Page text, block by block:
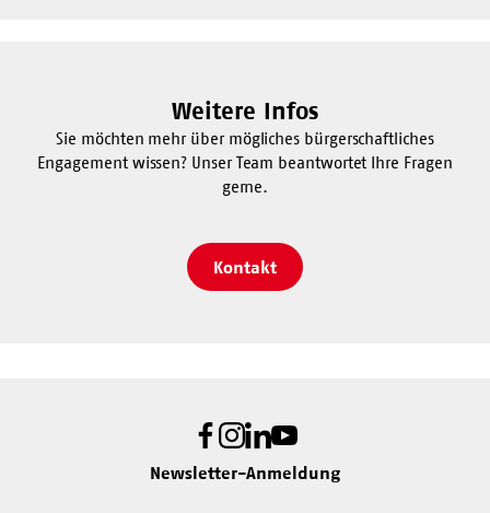
Weitere Infos
Sie möchten mehr über mögliches bürgerschaftliches
Engagement wissen? Unser Team beantwortet Ihre Fragen
gerne.
Kontakt
Facebook
Instagram
LinkedIn
Youtube
Newsletter-Anmeldung